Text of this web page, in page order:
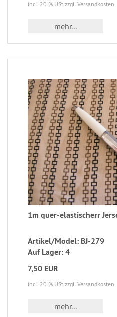
incl. 20 % USt zzgl. Versandkosten
mehr...
1m quer-elastischerr
Artikel/Model: BJ-279
Auf Lager: 4
7,50 EUR
incl. 20 % USt zzgl. Versandkosten
mehr...